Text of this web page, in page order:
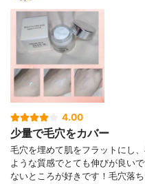
4.00
少量で毛穴をカバー
毛穴を埋めて肌をフラットにし
ような質感でとても伸びが良い
ないところが好きです！毛穴落